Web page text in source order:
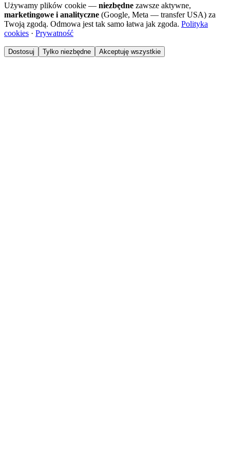
Używamy plików cookie — niezbędne zawsze aktywne,
marketingowe i analityczne (Google, Meta — transfer USA) za
Twoją zgodą. Odmowa jest tak samo łatwa jak zgoda. Polityka
cookies · Prywatność
Dostosuj Tylko niezbędne Akceptuję wszystkie